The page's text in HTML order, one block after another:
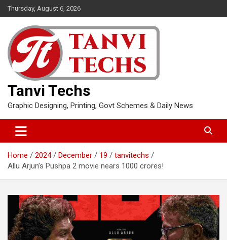
Skip
to
content
Thursday, August 6, 2026
Tanvi Techs
Graphic Designing, Printing, Govt Schemes & Daily News
Home 2024 December 19
tanvitechs
Allu Arjun’s Pushpa 2 movie nears 1000 crores!